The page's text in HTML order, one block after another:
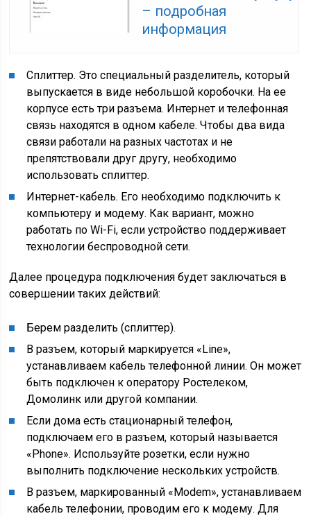
– подробная
информация
Сплиттер. Это специальный разделитель, который
выпускается в виде небольшой коробочки. На ее
корпусе есть три разъема. Интернет и телефонная
связь находятся в одном кабеле. Чтобы два вида
связи работали на разных частотах и не
препятствовали друг другу, необходимо
использовать сплиттер.
Интернет-кабель. Его необходимо подключить к
компьютеру и модему. Как вариант, можно
работать по Wi-Fi, если устройство поддерживает
технологии беспроводной сети.
Далее процедура подключения будет заключаться в
совершении таких действий:
Берем разделить (сплиттер).
В разъем, который маркируется «Line»,
устанавливаем кабель телефонной линии. Он может
быть подключен к оператору Ростелеком,
Домолинк или другой компании.
Если дома есть стационарный телефон,
подключаем его в разъем, который называется
«Phone». Используйте розетки, если нужно
выполнить подключение нескольких устройств.
В разъем, маркированный «Modem», устанавливаем
кабель телефонии, проводим его к модему. Для